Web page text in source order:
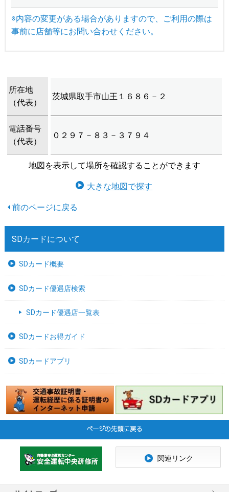
※内容の変更がある場合がありますので、ご利用の際は
事前に店舗等にお問い合わせください。
所在地
（代表）
茨城県取手市山王１６８６－２
電話番号
（代表）
０２９７－８３－３７９４
地図を表示して場所を確認することができます
大きな地図で探す
SDカードについて
SDカード概要
SDカード優遇店検索
SDカード優遇店一覧表
SDカードお得ガイド
SDカードアプリ
関連リンク